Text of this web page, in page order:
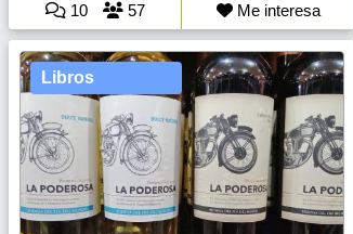
10 57 Me interesa
Libros